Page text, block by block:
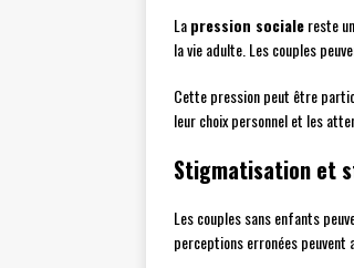
Lapression socialereste
la vie adulte. Les couples
Cette pression peut être
leur choix personnel et les
Stigmatisation et
Les couples sans enfants
perceptions erronées